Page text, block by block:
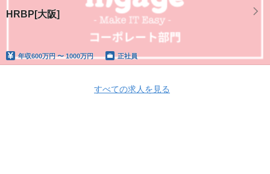
HRBP[大阪]
年収600万円 〜 1000万円 正社員
すべての求人を見る